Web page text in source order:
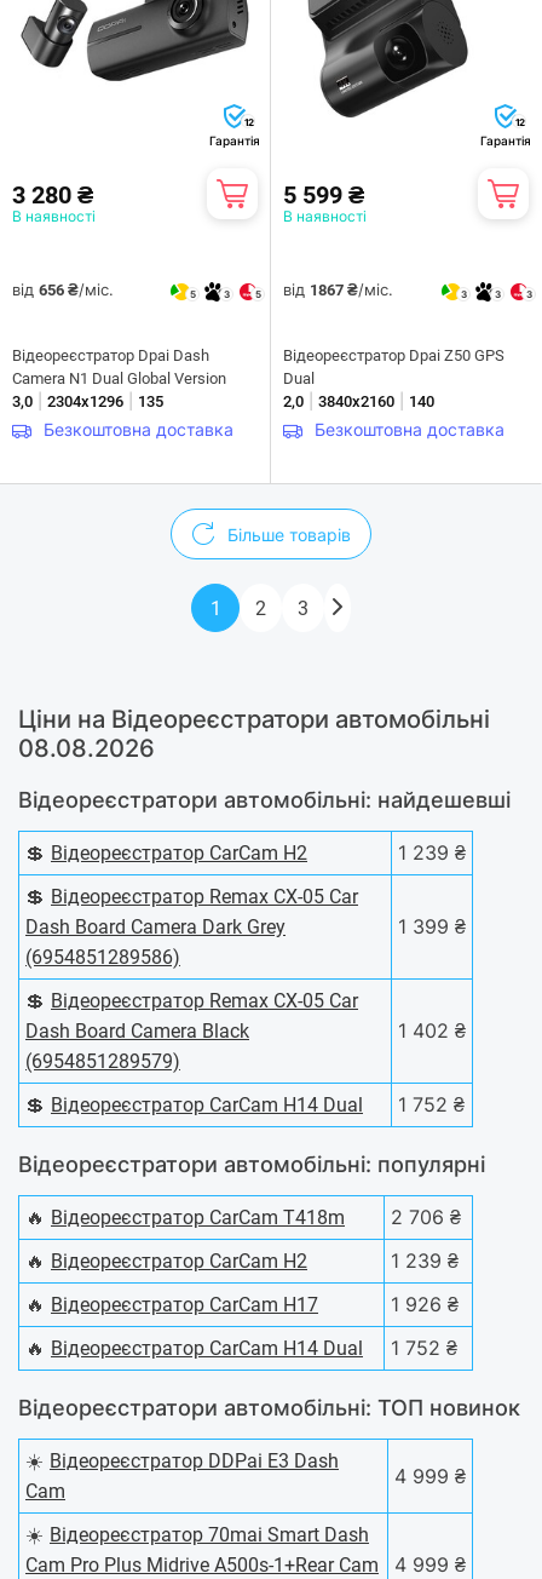
12
Гарантія
3 280 ₴
В наявності
від 656 ₴/міс. 5 3 5
Відеореєстратор Dpai Dash
Camera N1 Dual Global Version
3,0
2304x1296 135
Безкоштовна доставка
12
Гарантія
5 599 ₴
В наявності
від 1867 ₴/міс. 3 3 3
Відеореєстратор Dpai Z50 GPS
Dual
2,0
3840х2160 140
Безкоштовна доставка
Більше товарів
1 2 3
Ціни на Відеореєстратори автомобільні
08.08.2026
Відеореєстратори автомобільні: найдешевші
💲 Відеореєстратор CarCam H2
1 239 ₴
💲 Відеореєстратор Remax CX-05 Car
Dash Board Camera Dark Grey
(6954851289586)
1 399 ₴
💲 Відеореєстратор Remax CX-05 Car
Dash Board Camera Black
(6954851289579)
1 402 ₴
💲 Відеореєстратор CarCam H14 Dual 1 752 ₴
Відеореєстратори автомобільні: популярні
🔥 Відеореєстратор CarCam T418m
2 706 ₴
🔥 Відеореєстратор CarCam H2
1 239 ₴
🔥 Відеореєстратор CarCam H17
1 926 ₴
🔥 Відеореєстратор CarCam H14 Dual 1 752 ₴
Відеореєстратори автомобільні: ТОП новинок
☀️ Відеореєстратор DDPai E3 Dash
Cam
4 999 ₴
☀️ Відеореєстратор 70mai Smart Dash
Cam Pro Plus Midrive A500s-1+Rear Cam
4 999 ₴